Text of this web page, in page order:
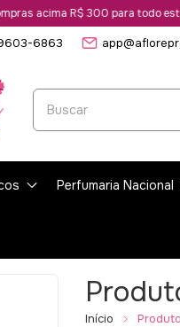
R$ 300 para todo estado de
6863
Perfumaria Nacional
Início